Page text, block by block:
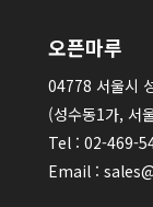
오픈마루
04778 서울시
(성수동1가, 서
Tel : 02-469-
Email :